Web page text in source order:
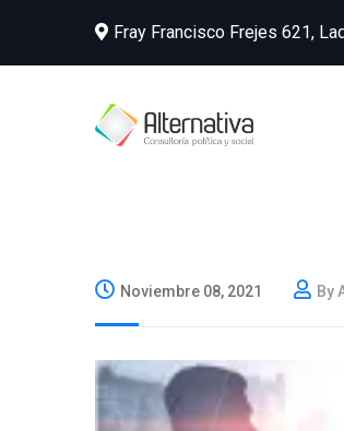
Fray Francisco Frejes 621,
Noviembre 08, 2021 By